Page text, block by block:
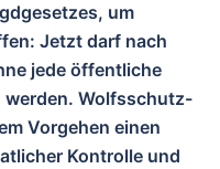
um
Jetzt darf nach
jede öffentliche
werden. Wolfsschutz-
Vorgehen einen
Kontrolle und